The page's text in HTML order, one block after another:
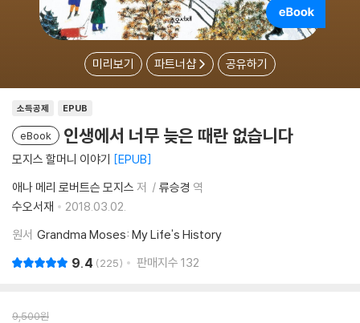
미리보기 파트너샵 공유하기
소득공제 EPUB
eBook 인생에서 너무 늦은 때란 없습니다
모지스 할머니 이야기 EPUB
애나 메리 로버트슨 모지스 저 류승경 역
수오서재
2018.03.02.
원서 Grandma Moses: My Life's History
9.4 225 판매지수 132
9,500원